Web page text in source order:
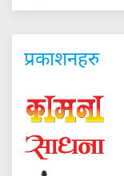
प्रकाशनहरु